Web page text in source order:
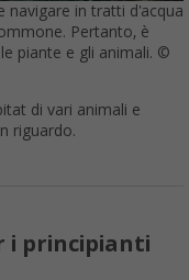
navigare in tratti d'acqua
Pertanto, è
piante e gli animali. ©
di vari animali e
riguardo.
i principianti